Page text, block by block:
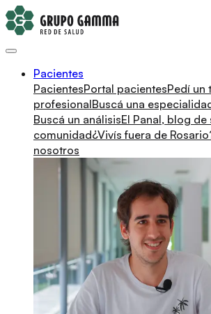
Pacientes
PacientesPortal pacientesPedí un
profesionalBuscá una
Buscá un análisisEl Panal, blog de
comunidad¿Vivís fuera de
nosotros